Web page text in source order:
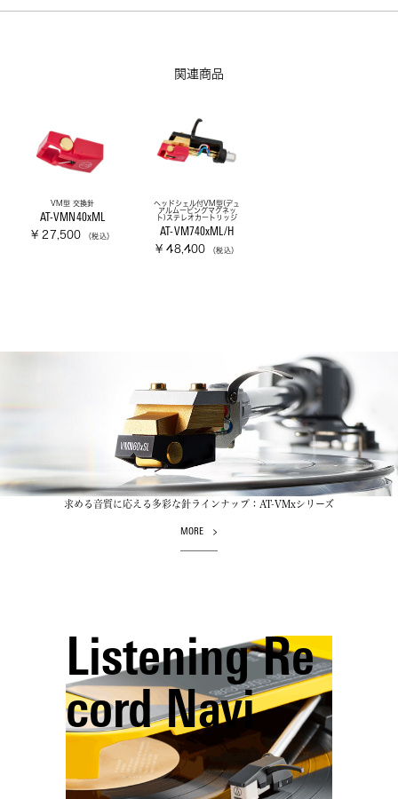
関連商品
VM型 交換針
AT-VMN40xML
¥ 27,500 （税込）
ヘッドシェル付VM型(デュ
アルムービングマグネッ
ト)ステレオカートリッジ
AT-VM740xML/H
¥ 48,400 （税込）
求める音質に応える多彩な針ラインナップ：AT-VMxシリーズ
MORE
Listening Re
cord Navi